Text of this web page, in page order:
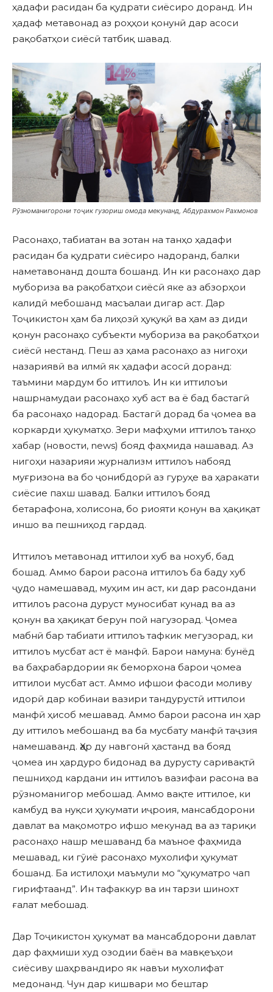
ҳадафи расидан ба қудрати сиёсиро доранд. Ин
ҳадаф метавонад аз роҳҳои қонунӣ дар асоси
рақобатҳои сиёсӣ татбиқ шавад.
Рӯзноманигорони тоҷик гузориш омода мекунанд, Абдурахмон Рахмонов
Расонаҳо, табиатан ва зотан на танҳо ҳадафи
расидан ба қудрати сиёсиро надоранд, балки
наметавонанд дошта бошанд. Ин ки расонаҳо дар
мубориза ва рақобатҳои сиёсӣ яке аз абзорҳои
калидӣ мебошанд масъалаи дигар аст. Дар
Тоҷикистон ҳам ба лиҳозӣ ҳуқуқӣ ва ҳам аз диди
қонун расонаҳо субъекти мубориза ва рақобатҳои
сиёсӣ нестанд. Пеш аз ҳама расонаҳо аз нигоҳи
назариявӣ ва илмӣ як ҳадафи асосӣ доранд:
таъмини мардум бо иттилоъ. Ин ки иттилоъи
нашрнамудаи расонаҳо хуб аст ва ё бад бастагӣ
ба расонаҳо надорад. Бастагӣ дорад ба ҷомеа ва
коркарди ҳукуматҳо. Зери мафҳуми иттилоъ танҳо
хабар (новости, news) бояд фаҳмида нашавад. Аз
нигоҳи назарияи журнализм иттилоъ набояд
муғризона ва бо ҷонибдорӣ аз гуруҳе ва ҳаракати
сиёсие пахш шавад. Балки иттилоъ бояд
бетарафона, холисона, бо риояти қонун ва ҳақиқат
иншо ва пешниҳод гардад.
Иттилоъ метавонад иттилои хуб ва нохуб, бад
бошад. Аммо барои расона иттилоъ ба баду хуб
ҷудо намешавад, муҳим ин аст, ки дар расондани
иттилоъ расона дуруст муносибат кунад ва аз
қонун ва ҳақиқат берун пой нагузорад. Ҷомеа
мабнӣ бар табиати иттилоъ тафкик мегузорад, ки
иттилоъ мусбат аст ё манфӣ. Барои намуна: бунёд
ва баҳрабардории як беморхона барои ҷомеа
иттилои мусбат аст. Аммо ифшои фасоди моливу
идорӣ дар кобинаи вазири тандурустӣ иттилои
манфӣ ҳисоб мешавад. Аммо барои расона ин ҳар
ду иттилоъ мебошанд ва ба мусбату манфӣ таҷзия
намешаванд. Ҳар ду навгонӣ ҳастанд ва бояд
ҷомеа ин ҳардуро бидонад ва дурусту саривақтӣ
пешниҳод кардани ин иттилоъ вазифаи расона ва
рӯзноманигор мебошад. Аммо вақте иттилое, ки
камбуд ва нуқси ҳукумати иҷроия, мансабдорони
давлат ва мақомотро ифшо мекунад ва аз тариқи
расонаҳо нашр мешаванд ба маъное фаҳмида
мешавад, ки гӯиё расонаҳо мухолифи ҳукумат
бошанд. Ба истилоҳи маъмули мо “ҳукуматро чап
гирифтаанд”. Ин тафаккур ва ин тарзи шинохт
ғалат мебошад.
Дар Тоҷикистон ҳукумат ва мансабдорони давлат
дар фаҳмиши худ озодии баён ва мавқеъҳои
сиёсиву шаҳрвандиро як навъи мухолифат
медонанд. Чун дар кишвари мо бештар